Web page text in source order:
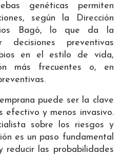
genéticas permiten
según la Dirección
Bagó, lo que da la
preventivas
en el estilo de vida,
más frecuentes o, en
puede ser la clave
efectivo y menos invasivo.
sobre los riesgos y
es un paso fundamental
reducir las probabilidades